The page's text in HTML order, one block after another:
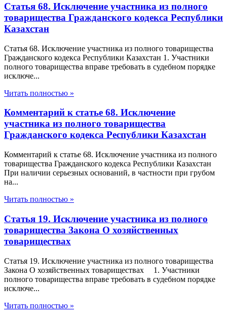
Статья 68. Исключение участника из полного
товарищества Гражданского кодекса Республики
Казахстан
Статья 68. Исключение участника из полного товарищества
Гражданского кодекса Республики Казахстан 1. Участники
полного товарищества вправе требовать в судебном порядке
исключе...
Читать полностью »
Комментарий к статье 68. Исключение
участника из полного товарищества
Гражданского кодекса Республики Казахстан
Комментарий к статье 68. Исключение участника из полного
товарищества Гражданского кодекса Республики Казахстан
При наличии серьезных оснований, в частности при грубом
на...
Читать полностью »
Статья 19. Исключение участника из полного
товарищества Закона О хозяйственных
товариществах
Статья 19. Исключение участника из полного товарищества
Закона О хозяйственных товариществах 1. Участники
полного товарищества вправе требовать в судебном порядке
исключе...
Читать полностью »